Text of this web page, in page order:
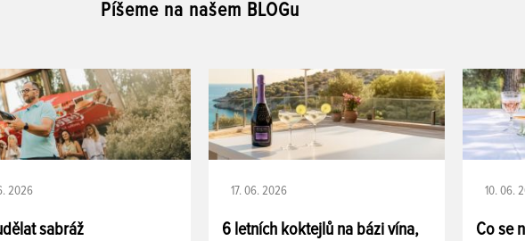
Píšeme na našem BLOGu
2026
sabráž
17. 06. 2026
6 letních koktejlů na bázi vína,
10. 06.
Co se